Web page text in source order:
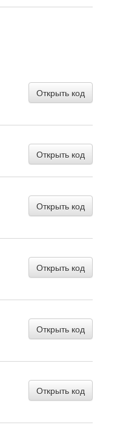
Открыть код
Открыть код
Открыть код
Открыть код
Открыть код
Открыть код